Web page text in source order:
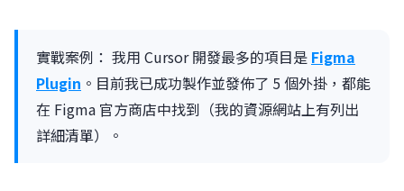
實戰案例： 我用 Cursor 開發最多的項目是 Figma
Plugin 。目前我已成功製作並發佈了 5 個外掛，都能
在 Figma 官方商店中找到（我的資源網站上有列出
詳細清單）。